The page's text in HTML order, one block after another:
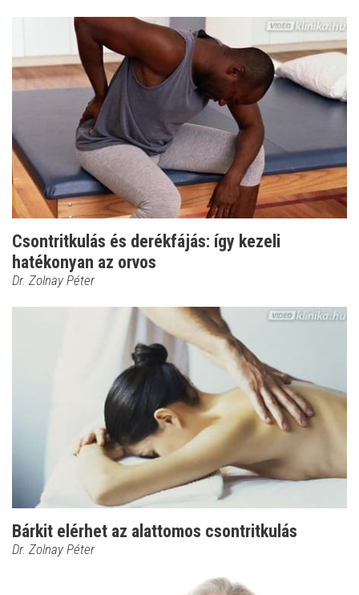
Csontritkulás és derékfájás: így kezeli
hatékonyan az orvos
Dr. Zolnay Péter
Bárkit elérhet az alattomos csontritkulás
Dr. Zolnay Péter